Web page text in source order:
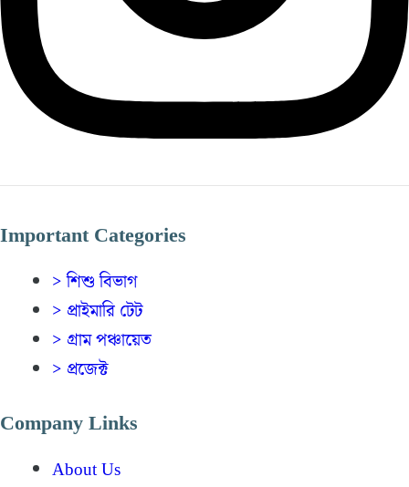
Important Categories
> শিশু বিভাগ
> প্রাইমারি টেট
> গ্রাম পঞ্চায়েত
> প্রজেক্ট
Company Links
About Us